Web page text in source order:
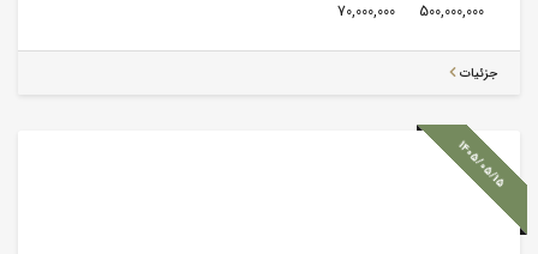
500,000,000
70,000,000
جزئیات
1405/05/15